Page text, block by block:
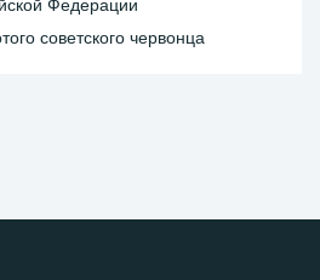
Федерации
советского червонца